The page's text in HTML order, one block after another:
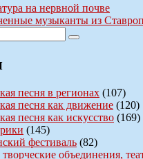
на нервной почве
музыканты из
Поиск
песня в регионах (107)
песня как движение (120)
песня как искусство (169)
(145)
фестиваль (82)
объединения,